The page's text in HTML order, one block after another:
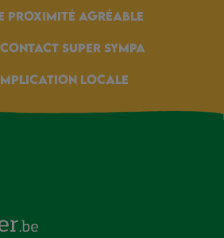
proximité agréable
Contact Super Sympa
locale